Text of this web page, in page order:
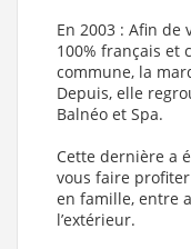
En 2003 : Afin
100% français et
commune, la
Depuis, elle
Balnéo et Spa.
Cette dernière a
vous faire
en famille, entre
l’extérieur.